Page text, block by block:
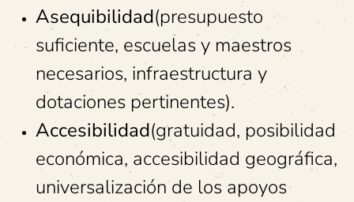
Asequibilidad(presupuesto
suficiente, escuelas y maestros
necesarios, infraestructura y
dotaciones pertinentes).
Accesibilidad(gratuidad, posibilidad
económica, accesibilidad geográfica,
universalización de los apoyos